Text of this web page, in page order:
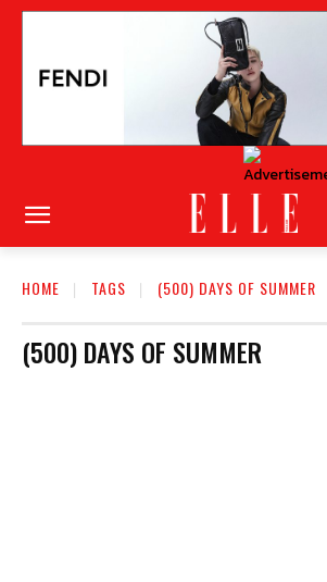
HOME TAGS (500) DAYS OF SUMMER
(500) DAYS OF SUMMER